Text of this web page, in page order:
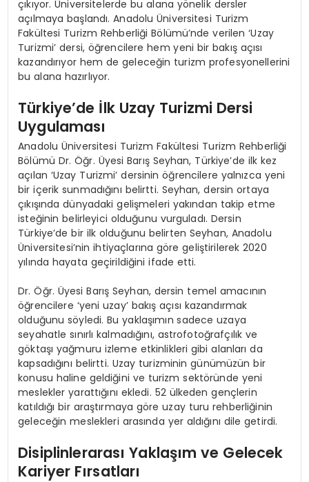
çıkıyor. Üniversitelerde bu alana yönelik dersler
açılmaya başlandı. Anadolu Üniversitesi Turizm
Fakültesi Turizm Rehberliği Bölümü’nde verilen ‘Uzay
Turizmi’ dersi, öğrencilere hem yeni bir bakış açısı
kazandırıyor hem de geleceğin turizm profesyonellerini
bu alana hazırlıyor.
Türkiye’de İlk Uzay Turizmi Dersi
Uygulaması
Anadolu Üniversitesi Turizm Fakültesi Turizm Rehberliği
Bölümü Dr. Öğr. Üyesi Barış Seyhan, Türkiye’de ilk kez
açılan ‘Uzay Turizmi’ dersinin öğrencilere yalnızca yeni
bir içerik sunmadığını belirtti. Seyhan, dersin ortaya
çıkışında dünyadaki gelişmeleri yakından takip etme
isteğinin belirleyici olduğunu vurguladı. Dersin
Türkiye’de bir ilk olduğunu belirten Seyhan, Anadolu
Üniversitesi’nin ihtiyaçlarına göre geliştirilerek 2020
yılında hayata geçirildiğini ifade etti.
Dr. Öğr. Üyesi Barış Seyhan, dersin temel amacının
öğrencilere ‘yeni uzay’ bakış açısı kazandırmak
olduğunu söyledi. Bu yaklaşımın sadece uzaya
seyahatle sınırlı kalmadığını, astrofotoğrafçılık ve
göktaşı yağmuru izleme etkinlikleri gibi alanları da
kapsadığını belirtti. Uzay turizminin günümüzün bir
konusu haline geldiğini ve turizm sektöründe yeni
meslekler yarattığını ekledi. 52 ülkeden gençlerin
katıldığı bir araştırmaya göre uzay turu rehberliğinin
geleceğin meslekleri arasında yer aldığını dile getirdi.
Disiplinlerarası Yaklaşım ve Gelecek
Kariyer Fırsatları